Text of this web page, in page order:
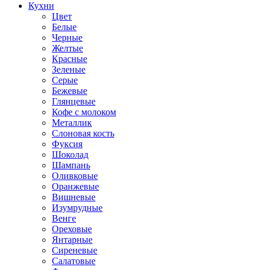
Кухни
Цвет
Белые
Черные
Желтые
Красные
Зеленые
Серые
Бежевые
Глянцевые
Кофе с молоком
Металлик
Слоновая кость
Фуксия
Шоколад
Шампань
Оливковые
Оранжевые
Вишневые
Изумрудные
Венге
Ореховые
Янтарные
Сиреневые
Салатовые